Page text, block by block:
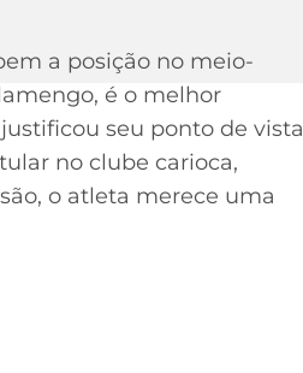
a posição no meio-
é o melhor
seu ponto de vista
no clube carioca,
o atleta merece uma